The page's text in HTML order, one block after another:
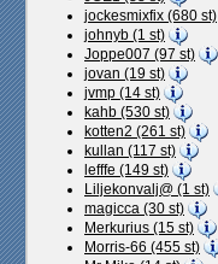
jockesmixfix (680 st)
johnyb (1 st)
Joppe007 (97 st)
jovan (19 st)
jvmp (14 st)
kahb (530 st)
kotten2 (261 st)
kullan (117 st)
lefffe (149 st)
Liljekonvalj@ (1 st)
magicca (30 st)
Merkurius (15 st)
Morris-66 (455 st)